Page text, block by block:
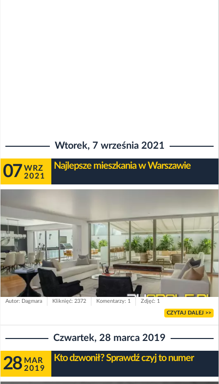
Wtorek, 7 września 2021
07 WRZ
2021
Najlepsze mieszkania w Warszawie
Autor: Dagmara Kliknięć: 2372 Komentarzy: 1 Zdjęć: 1
CZYTAJ DALEJ >>
Czwartek, 28 marca 2019
28 MAR
2019
Kto dzwonił? Sprawdź czyj to numer